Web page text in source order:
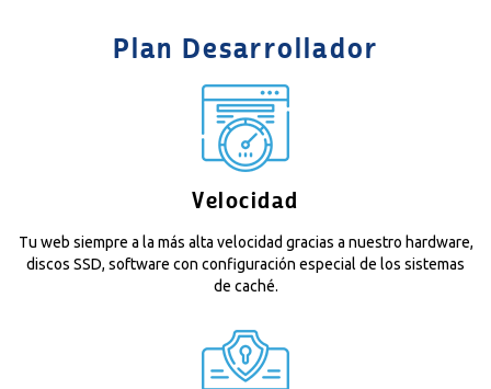
Plan Desarrollador
Velocidad
Tu web siempre a la más alta velocidad gracias a nuestro hardware,
discos SSD, software con configuración especial de los sistemas
de caché.